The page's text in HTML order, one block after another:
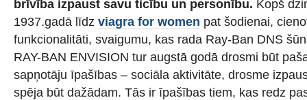
brīvība izpaust savu ticību un personību. Kopš
1937.gadā līdz viagra for women pat šodienai,
funkcionalitāti, svaigumu, kas rada Ray-Ban DNS
RAY-BAN ENVISION tur augstā godā drosmi būt
sapņotāju īpašības – sociāla aktivitāte, drosme
spēja būt dažādam. Tās ir īpašības tiem, kas redz